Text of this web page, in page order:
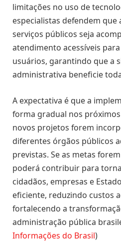
limitações no uso de
especialistas defendem que
serviços públicos seja
atendimento acessíveis
usuários, garantindo que a
administrativa beneficie
A expectativa é que a
forma gradual nos
novos projetos forem
diferentes órgãos públicos
previstas. Se as metas
poderá contribuir para
cidadãos, empresas e
eficiente, reduzindo custos
fortalecendo a
administração pública
Informações do Brasil)